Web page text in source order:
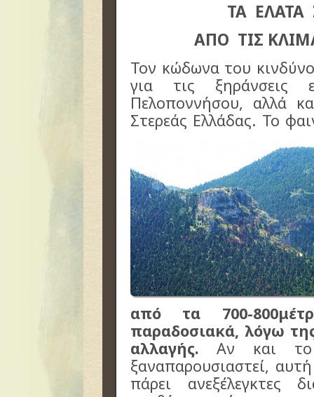
ΤΑ ΕΛΑΤΑ
ΑΠΟ ΤΙΣ
Τον κώδωνα του
για τις
Πελοποννήσου, αλλά
Στερεάς Ελλάδας. Το
από τα 700-
παραδοσιακά, λόγω
αλλαγής. Αν και το
ξαναπαρουσιαστεί,
πάρει ανεξέλεγκτες